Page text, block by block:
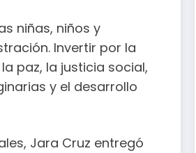
niñas, niños y
Invertir por la
paz, la justicia social,
y el desarrollo
Jara Cruz entregó